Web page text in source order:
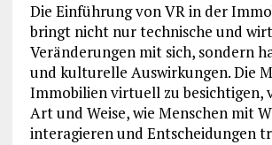
Die Einführung von VR in der
bringt nicht nur technische und
Veränderungen mit sich, sondern
und kulturelle Auswirkungen. Die
Immobilien virtuell zu besichtigen,
Art und Weise, wie Menschen mit
interagieren und Entscheidungen